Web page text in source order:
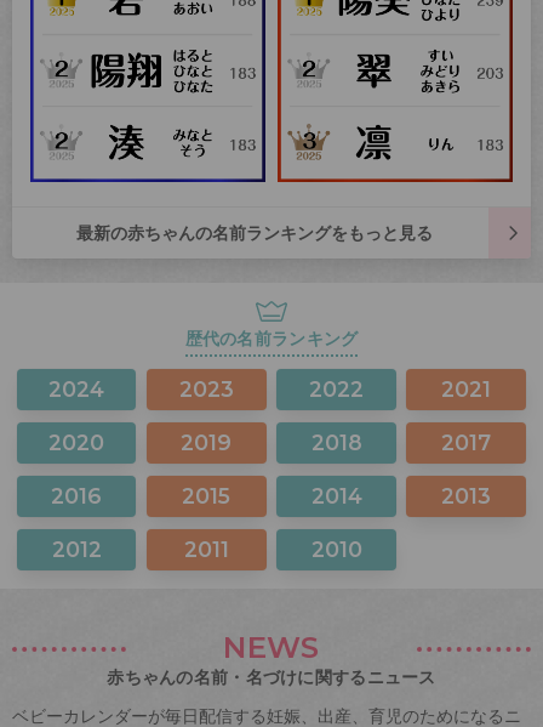
最新の赤ちゃんの名前ランキングをもっと見る
歴代の名前ランキング
2024 2023 2022 2021
2020 2019 2018 2017
2016 2015 2014 2013
2012 2011 2010
NEWS
赤ちゃんの名前・名づけに関するニュース
ベビーカレンダーが毎日配信する妊娠、出産、育児のためになるニ